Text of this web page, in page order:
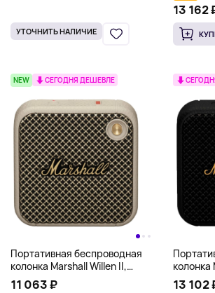
УТОЧНИТЬ НАЛИЧИЕ
13 162
NEW СЕГОДНЯ ДЕШЕВЛЕ
Портативная беспроводная
колонка Marshall Willen II,
кремовый
11 063 ₽
колонка
черный
13 102